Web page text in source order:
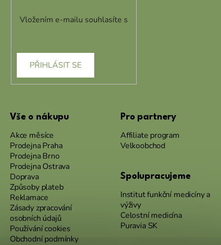
Vložením e-mailu souhlasíte s
PŘIHLÁSIT SE
Vše o nákupu
Akce měsíce
Prodejna Praha
Prodejna Brno
Prodejna Ostrava
Doprava
Způsoby plateb
Reklamace
Zásady zpracování
osobních údajů
Používání cookies
Obchodní podmínky
Pro partnery
Affiliate program
Velkoobchod
Spolupracujeme
Institut funkční medicíny a
výživy
Celostní medicína
Puravia SK